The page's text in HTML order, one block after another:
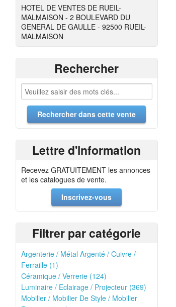
HOTEL DE VENTES DE RUEIL-
MALMAISON - 2 BOULEVARD DU
GENERAL DE GAULLE - 92500 RUEIL-
MALMAISON
Rechercher
Lettre d'information
Recevez GRATUITEMENT les annonces
et les catalogues de vente.
Inscrivez-vous
Filtrer par catégorie
Argenterie / Métal Argenté / Cuivre /
Ferraille (1)
Céramique / Verrerie (124)
Luminaire / Eclairage / Projecteur (369)
Mobilier / Mobilier De Style / Mobilier